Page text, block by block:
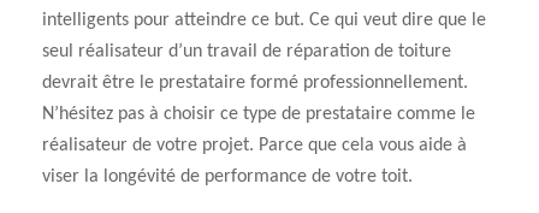
intelligents pour atteindre ce but. Ce qui veut dire que le
seul réalisateur d’un travail de réparation de toiture
devrait être le prestataire formé professionnellement.
N’hésitez pas à choisir ce type de prestataire comme le
réalisateur de votre projet. Parce que cela vous aide à
viser la longévité de performance de votre toit.